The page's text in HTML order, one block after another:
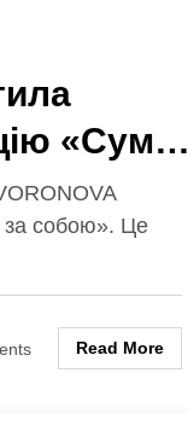
«Сумую
про
за собою». Це
Read More